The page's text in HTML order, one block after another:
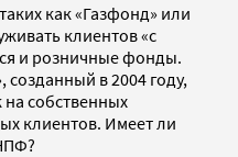
как «Газфонд» или
клиентов «с
и розничные фонды.
в 2004 году,
собственных
клиентов. Имеет ли